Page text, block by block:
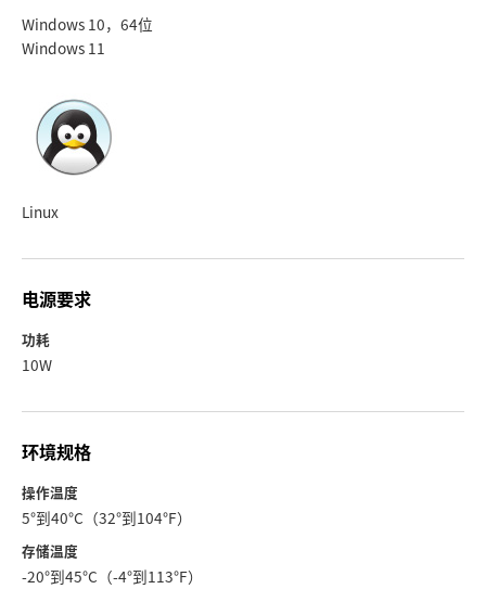
Windows 10，64位
Windows 11
Linux
电源要求
功耗
10W
环境规格
操作温度
5°到40°C（32°到104°F）
存储温度
-20°到45°C（-4°到113°F）